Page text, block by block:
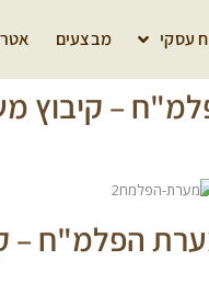
עסקי מבצעים
– קיבוץ
הפלמ"ח –